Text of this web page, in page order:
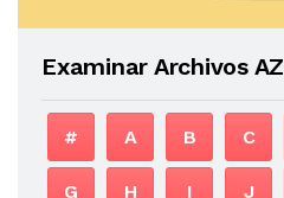
Examinar Archivos AZ
# A B C
G H I J